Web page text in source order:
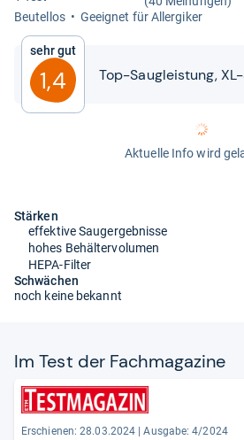
Beu­tel­los
Geeig­net für All­er­gi­ker
Sehr gut
1,4 Top-​​Sau­g­leis­tung,
Aktuelle Info wird
Stärken
effektive Saugergebnisse
hohes Behältervolumen
HEPA-Filter
Schwächen
noch keine bekannt
Im Test der Fach­ma­ga­zine
Erschienen: 28.03.2024
Ausgabe: 4/2024